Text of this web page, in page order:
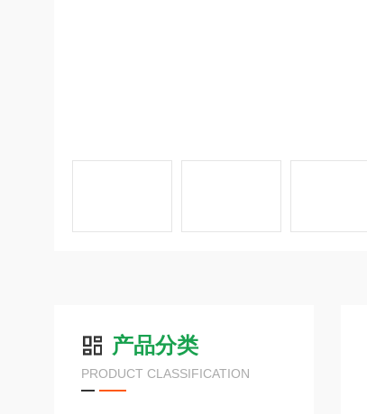
产品分类
PRODUCT CLASSIFICATION